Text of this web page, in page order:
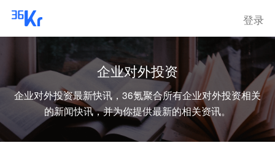
登录
企业对外投资
企业对外投资最新快讯，36氪聚合所有企业对外投资相关
的新闻快讯，并为你提供最新的相关资讯。